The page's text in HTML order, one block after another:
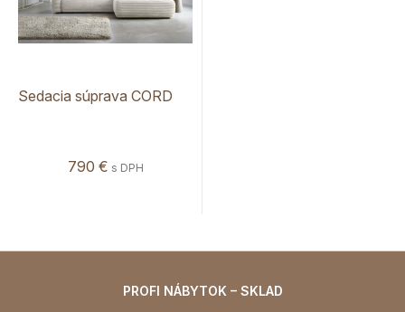
Sedacia súprava CORD
790 € s DPH
PROFI NÁBYTOK – SKLAD